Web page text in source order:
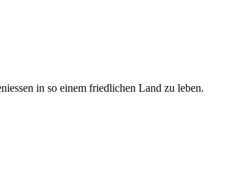
in so einem friedlichen Land zu leben.